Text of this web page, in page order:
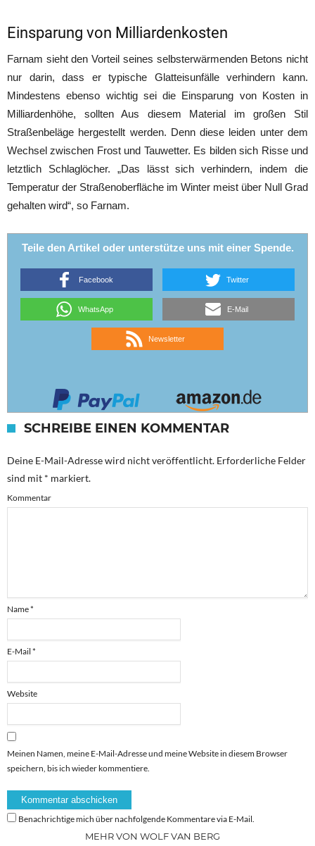
Einsparung von Milliardenkosten
Farnam sieht den Vorteil seines selbsterwärmenden Betons nicht
nur darin, dass er typische Glatteisunfälle verhindern kann.
Mindestens ebenso wichtig sei die Einsparung von Kosten in
Milliardenhöhe, sollten Aus diesem Material im großen Stil
Straßenbeläge hergestellt werden. Denn diese leiden unter dem
Wechsel zwischen Frost und Tauwetter. Es bilden sich Risse und
letztlich Schlaglöcher. „Das lässt sich verhindern, indem die
Temperatur der Straßenoberfläche im Winter meist über Null Grad
gehalten wird“, so Farnam.
Teile den Artikel oder unterstütze uns mit einer Spende.
Facebook Twitter
WhatsApp E-Mail
Newsletter
SCHREIBE EINEN KOMMENTAR
Deine E-Mail-Adresse wird nicht veröffentlicht. Erforderliche Felder
sind mit * markiert.
Kommentar
Name*
E-Mail *
Website
Meinen Namen, meine E-Mail-Adresse und meine Website in diesem Browser
speichern, bis ich wieder kommentiere.
Benachrichtige mich über nachfolgende Kommentare via E-Mail.
MEHR VON WOLF VAN BERG